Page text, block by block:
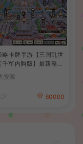
略卡牌手游【三国乱世
千军内购版】最新整理
务端+安卓+CDK授权
详细搭建教程+前后端
资源
少 60000